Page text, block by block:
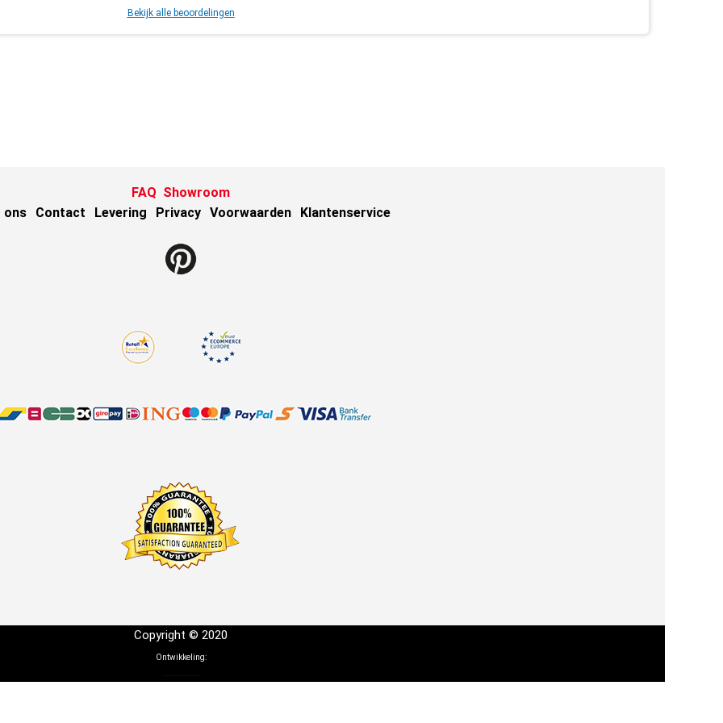
Bekijk alle beoordelingen
FAQ Showroom
ons
Contact Levering Privacy Voorwaarden Klantenservice
Copyright © 2020
Ontwikkeling: